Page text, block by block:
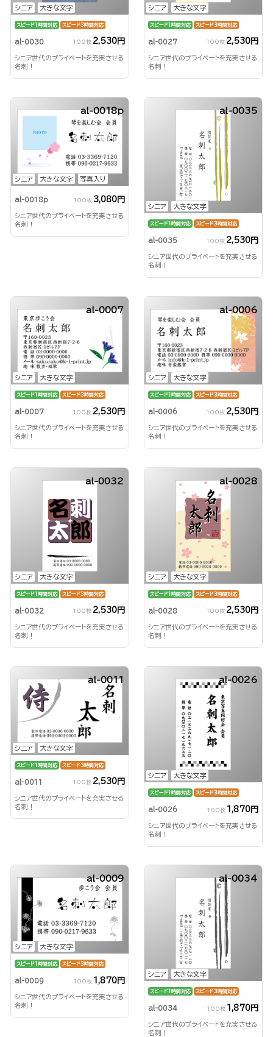
シニア 大きな文字
スピード1時間対応 スピード3時間対応
al-0030 100枚 2,530円
シニア世代のプライベートを充実させる
名刺！
シニア 大きな文字
スピード1時間対応 スピード3時間対応
al-0027 100枚 2,530円
シニア世代のプライベートを充実させる
名刺！
シニア 大きな文字 写真入り
al-0018p
al-0018p 100枚 3,080円
シニア世代のプライベートを充実させる
名刺！
シニア 大きな文字
al-0035
スピード1時間対応 スピード3時間対応
al-0035 100枚 2,530円
シニア世代のプライベートを充実させる
名刺！
シニア 大きな文字
al-0007
スピード1時間対応 スピード3時間対応
al-0007 100枚 2,530円
シニア世代のプライベートを充実させる
名刺！
シニア 大きな文字
al-0006
スピード1時間対応 スピード3時間対応
al-0006 100枚 2,530円
シニア世代のプライベートを充実させる
名刺！
シニア 大きな文字
al-0032
スピード1時間対応 スピード3時間対応
al-0032 100枚 2,530円
シニア世代のプライベートを充実させる
名刺！
シニア 大きな文字
al-0028
スピード1時間対応 スピード3時間対応
al-0028 100枚 2,530円
シニア世代のプライベートを充実させる
名刺！
シニア 大きな文字
al-0011
スピード1時間対応 スピード3時間対応
al-0011 100枚 2,530円
シニア世代のプライベートを充実させる
名刺！
シニア 大きな文字
al-0026
スピード1時間対応 スピード3時間対応
al-0026 100枚 1,870円
シニア世代のプライベートを充実させる
名刺！
シニア 大きな文字
al-0009
スピード1時間対応 スピード3時間対応
al-0009 100枚 1,870円
シニア世代のプライベートを充実させる
名刺！
シニア 大きな文字
al-0034
スピード1時間対応 スピード3時間対応
al-0034 100枚 1,870円
シニア世代のプライベートを充実させる
名刺！